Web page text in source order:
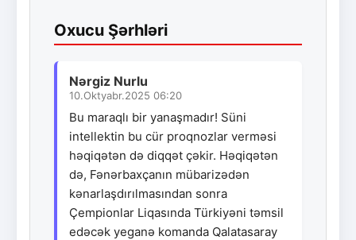
Oxucu Şərhləri
Nərgiz Nurlu
10.Oktyabr.2025 06:20
Bu maraqlı bir yanaşmadır! Süni
intellektin bu cür proqnozlar verməsi
həqiqətən də diqqət çəkir. Həqiqətən
də, Fənərbaxçanın mübarizədən
kənarlaşdırılmasından sonra
Çempionlar Liqasında Türkiyəni təmsil
edəcək yeganə komanda Qalatasaray